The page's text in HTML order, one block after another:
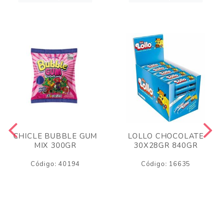
CHICLE BUBBLE GUM
MIX 300GR
Código: 40194
LOLLO CHOCOLATE
30X28GR 840GR
Código: 16635